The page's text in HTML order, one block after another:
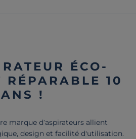
ÉCO-
RÉPARABLE 10
ANS !
marque d’aspirateurs allient
design et facilité d'utilisation.